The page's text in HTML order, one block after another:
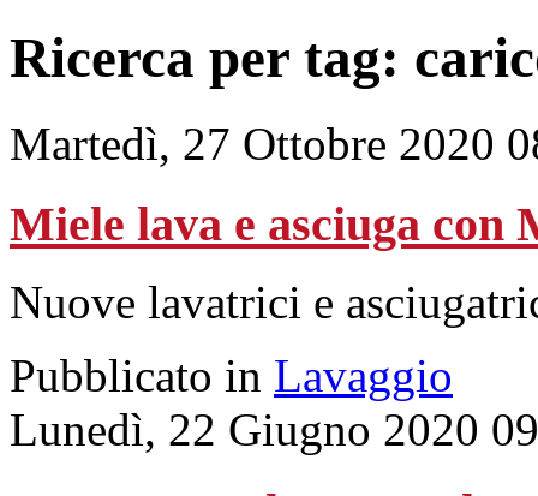
Ricerca per tag:
Martedì, 27 Ottobre 2020
Miele lava e asciuga con
Nuove lavatrici e
Pubblicato in Lavaggio
Lunedì, 22 Giugno 2020